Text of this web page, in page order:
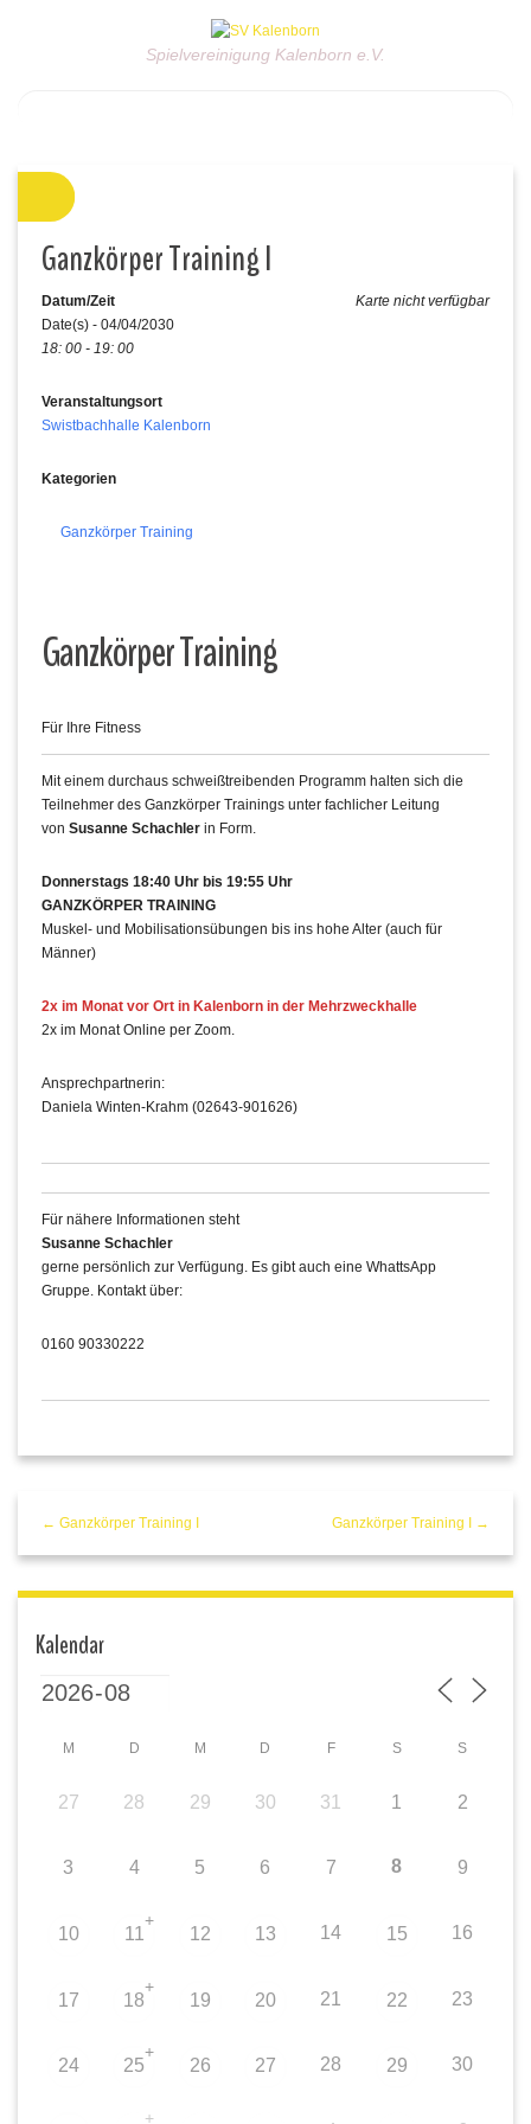
Spielvereinigung Kalenborn e.V.
Ganzkörper Training I
Karte nicht verfügbar
Datum/Zeit
Date(s) - 04/04/2030
18: 00 - 19: 00
Veranstaltungsort
Swistbachhalle Kalenborn
Kategorien
Ganzkörper Training
Ganzkörper Training
Für Ihre Fitness
Mit einem durchaus schweißtreibenden Programm halten sich die
Teilnehmer des Ganzkörper Trainings unter fachlicher Leitung
von Susanne Schachler in Form.
Donnerstags 18:40 Uhr bis 19:55 Uhr
GANZKÖRPER TRAINING
Muskel- und Mobilisationsübungen bis ins hohe Alter (auch für
Männer)
2x im Monat vor Ort in Kalenborn in der Mehrzweckhalle
2x im Monat Online per Zoom.
Ansprechpartnerin:
Daniela Winten-Krahm (02643-901626)
Für nähere Informationen steht
Susanne Schachler
gerne persönlich zur Verfügung. Es gibt auch eine WhattsApp
Gruppe. Kontakt über:
0160 90330222
← Ganzkörper Training I Ganzkörper Training I →
Kalendar
M D M D F S S
27 28 29 30 31 1 2
3 4 5 6 7 8 9
10 11
+
12 13 14 15 16
17 18
+
19 20 21 22 23
24 25
+
26 27 28 29 30
+